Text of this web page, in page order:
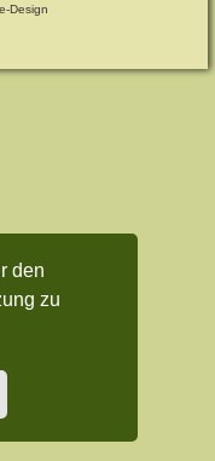
den
zu
Design